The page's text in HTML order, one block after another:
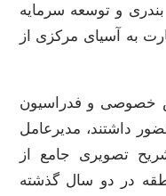
و توسعه سرمایه
به آسیای مرکزی از
خصوصی و فدراسیون
داشتند، مدیرعامل
تصویری جامع از
در دو سال گذشته